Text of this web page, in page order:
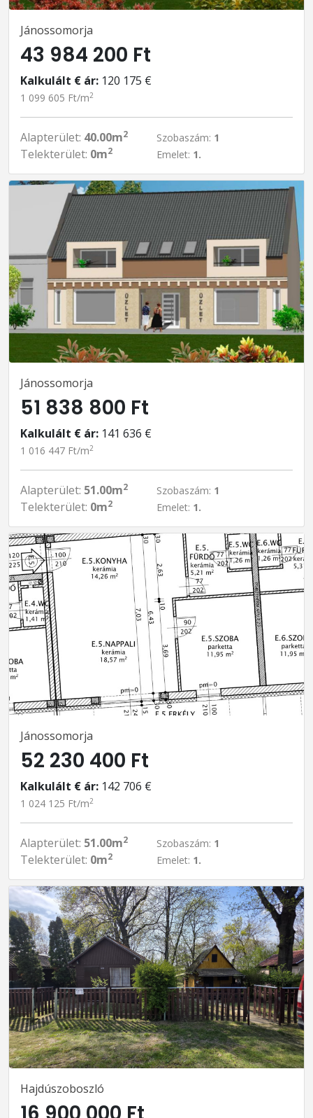
Jánossomorja
43 984 200 Ft
Kalkulált € ár: 120 175 €
1 099 605 Ft/m2
Alapterület: 40.00m2
Telekterület: 0m2
Szobaszám: 1
Emelet: 1.
Jánossomorja
51 838 800 Ft
Kalkulált € ár: 141 636 €
1 016 447 Ft/m2
Alapterület: 51.00m2
Telekterület: 0m2
Szobaszám: 1
Emelet: 1.
Jánossomorja
52 230 400 Ft
Kalkulált € ár: 142 706 €
1 024 125 Ft/m2
Alapterület: 51.00m2
Telekterület: 0m2
Szobaszám: 1
Emelet: 1.
Hajdúszoboszló